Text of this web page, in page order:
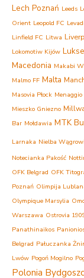
Lech Poznań Leeds
Orient Leopold FC
Linfield FC Litwa
Lokomotiw Kijów
Macedonia Makabi
Malmo FF Malta
Masovia Płock
Mieszko Gniezno
Bar Mołdawia MTK
Larnaka Nielba
Notecianka Pakość
OFK Belgrad OFK
Poznań Olimpija
Olympique Marsylia
Warszawa Ostrovia
Panathinaikos
Belgrad Pałuczanka
Lwów Pogoń Mogilno
Polonia